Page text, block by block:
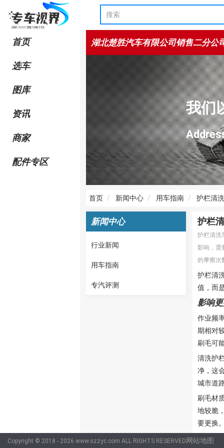
首页
选车
图库
资讯
商家
配件专区
湖北楚胜汽车有限公司销售二分公
我们
首页 新闻中心 用车指南 护栏清
新闻中心
行业新闻
用车指南
专汽评测
护栏
护栏清洗
影响，需
的摩擦次
护栏清
值，而
影响
作业频
期相对
刷毛可
清洗护
净，这
城市道
刷毛材
地较脆
要更换
作业时
Copyright © 2018 - 2026 www.szzyc.com ALL RIGHTS RESERVED 网站地图